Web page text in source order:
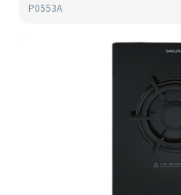
P0553A